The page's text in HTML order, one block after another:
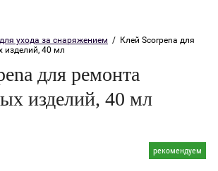
ВОЙТИ
ухода за снаряжением
  /  Клей Scorpena для
изделий, 40 мл
для ремонта
изделий, 40 мл
рекомендуем